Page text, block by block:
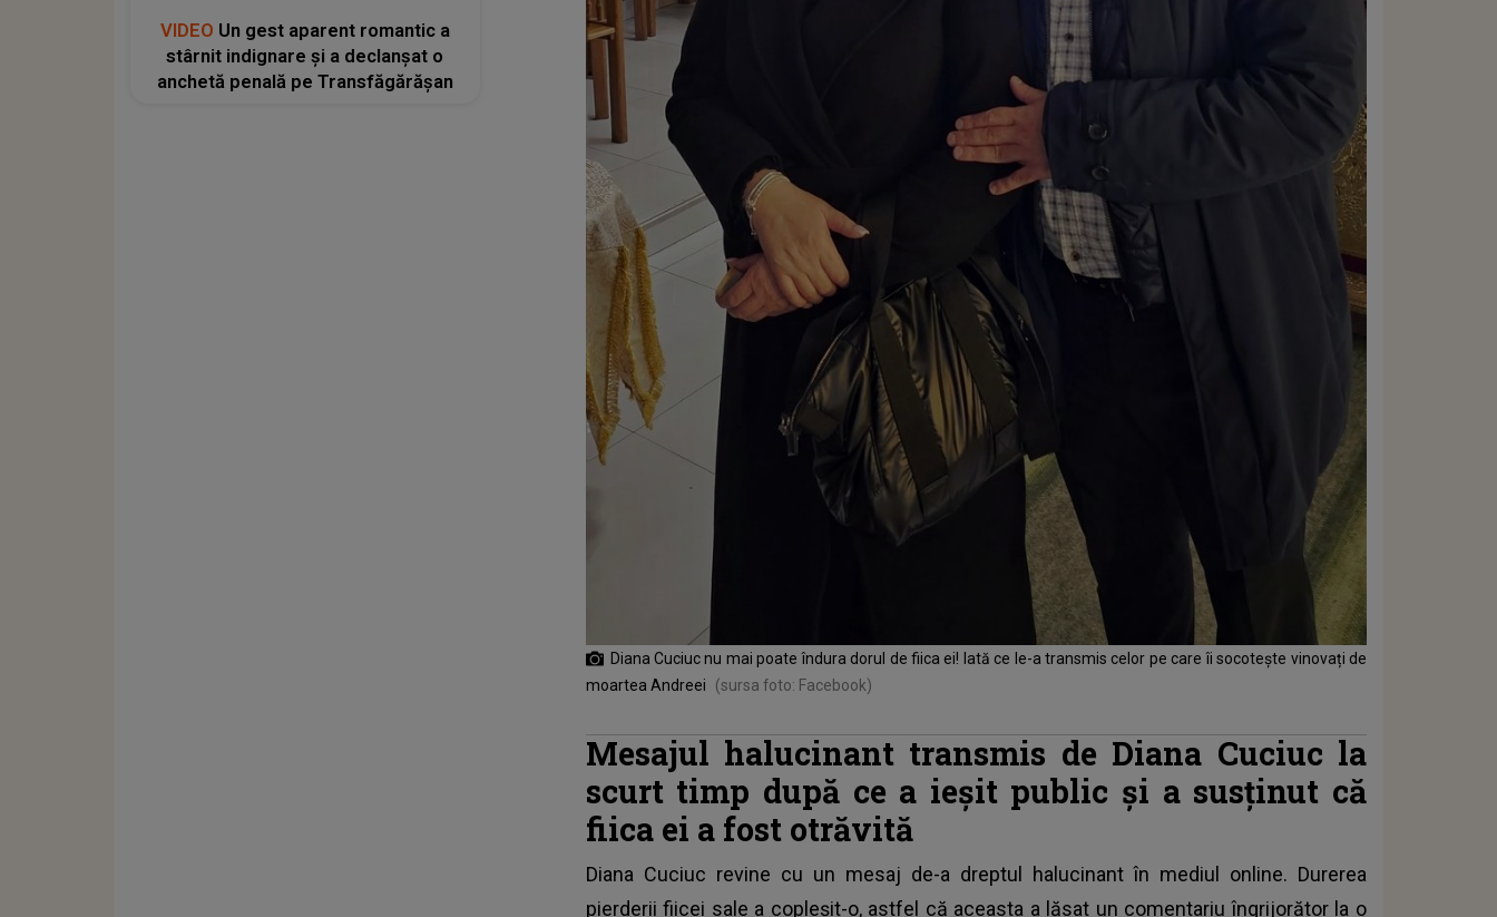
Diana Cuciuc nu mai poate îndura dorul de fiica ei! Iată ce le-a transmis celor pe care îi socotește vinovați de
moartea Andreei
(sursa foto: Facebook)
Mesajul halucinant transmis de Diana Cuciuc la
scurt timp după ce a ieșit public și a susținut că
fiica ei a fost otrăvită
Diana Cuciuc revine cu un mesaj de-a dreptul halucinant în mediul online. Durerea
pierderii fiicei sale a copleșit-o, astfel că aceasta a lăsat un comentariu îngrijorător la o
VIDEO Un gest aparent romantic a
stârnit indignare și a declanșat o
anchetă penală pe Transfăgărășan